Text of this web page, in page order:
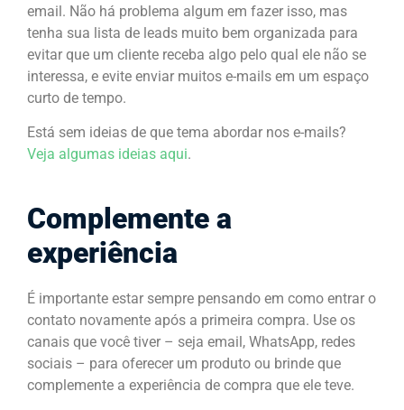
email. Não há problema algum em fazer isso, mas
tenha sua lista de leads muito bem organizada para
evitar que um cliente receba algo pelo qual ele não se
interessa, e evite enviar muitos e-mails em um espaço
curto de tempo.
Está sem ideias de que tema abordar nos e-mails?
Veja algumas ideias aqui.
Complemente a
experiência
É importante estar sempre pensando em como entrar o
contato novamente após a primeira compra. Use os
canais que você tiver – seja email, WhatsApp, redes
sociais – para oferecer um produto ou brinde que
complemente a experiência de compra que ele teve.